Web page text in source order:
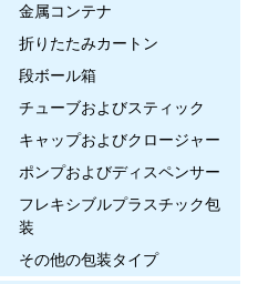
金属コンテナ
折りたたみカートン
段ボール箱
チューブおよびスティック
キャップおよびクロージャー
ポンプおよびディスペンサー
フレキシブルプラスチック包
装
その他の包装タイプ